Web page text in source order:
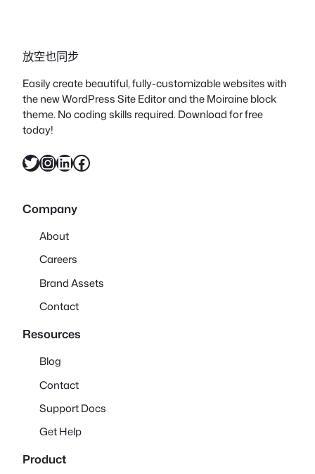
放空也同步
Easily create beautiful, fully-customizable websites with
the new WordPress Site Editor and the Moiraine block
theme. No coding skills required. Download for free
today!
X InstagramLinkedIn Facebook
Company
About
Careers
Brand Assets
Contact
Resources
Blog
Contact
Support Docs
Get Help
Product